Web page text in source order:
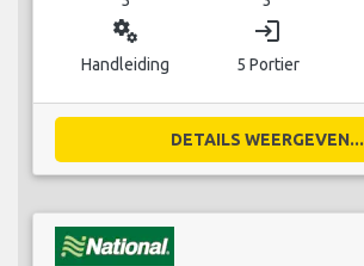
miscellaneous_services
Handleiding
login
5 Portier
DETAILS WEERGEVEN...